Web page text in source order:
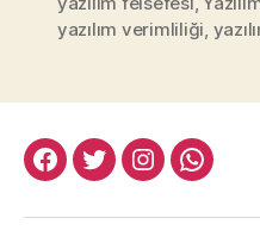
yazılım verimliliği,
facebook:halityesil
twitter:halityesil